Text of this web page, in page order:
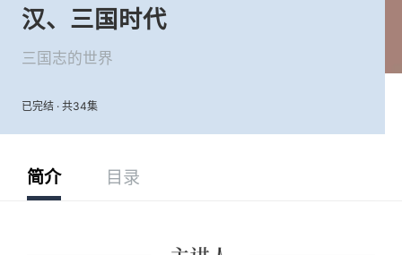
汉、三国时代
三国志的世界
已完结 · 共34集
简介 目录